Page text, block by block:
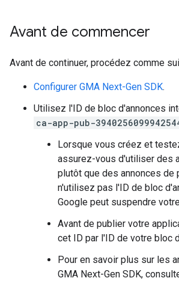
Avant de commencer
Avant de continuer, procédez comme
Configurer GMA Next-Gen SDK.
Utilisez l'ID de bloc d'annonces
ca-app-pub-
Lorsque vous créez et
assurez-vous d'utiliser des
plutôt que des annonces de
n'utilisez pas l'ID de bloc
Google peut suspendre
Avant de publier votre
cet ID par l'ID de votre bloc
Pour en savoir plus sur les
GMA Next-Gen SDK,